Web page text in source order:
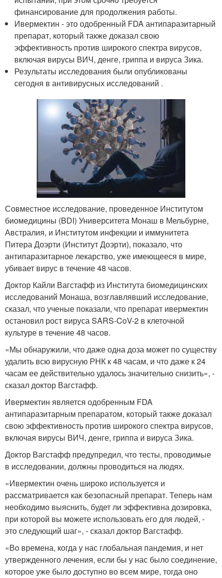
финансирование для продолжения работы.
Ивермектин - это одобренный FDA антипаразитарный
препарат, который также доказал свою
эффективность против широкого спектра вирусов,
включая вирусы ВИЧ, денге, гриппа и вируса Зика.
Результаты исследования были опубликованы
сегодня в антивирусных исследований .
Совместное исследование, проведенное Институтом
биомедицины (BDI) Университета Монаш в Мельбурне,
Австралия, и Институтом инфекции и иммунитета
Питера Доэрти (Институт Доэрти), показало, что
антипаразитарное лекарство, уже имеющееся в мире,
убивает вирус в течение 48 часов.
Доктор Кайли Вагстафф из Института биомедицинских
исследований Монаша, возглавлявший исследование,
сказал, что ученые показали, что препарат ивермектин
остановил рост вируса SARS-CoV-2 в клеточной
культуре в течение 48 часов.
«Мы обнаружили, что даже одна доза может по существу
удалить всю вирусную РНК к 48 часам, и что даже к 24
часам ее действительно удалось значительно снизить», -
сказал доктор Вагстафф.
Ивермектин является одобренным FDA
антипаразитарным препаратом, который также доказал
свою эффективность против широкого спектра вирусов,
включая вирусы ВИЧ, денге, гриппа и вируса Зика.
Доктор Вагстафф предупредил, что тесты, проводимые
в исследовании, должны проводиться на людях.
«Ивермектин очень широко используется и
рассматривается как безопасный препарат. Теперь нам
необходимо выяснить, будет ли эффективна дозировка,
при которой вы можете использовать его для людей, -
это следующий шаг», - сказал доктор Вагстафф.
«Во времена, когда у нас глобальная пандемия, и нет
утвержденного лечения, если бы у нас было соединение,
которое уже было доступно во всем мире, тогда оно